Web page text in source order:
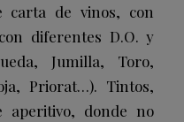
carta de vinos, con
diferentes D.O. y
Jumilla, Toro,
Priorat…). Tintos,
aperitivo, donde no